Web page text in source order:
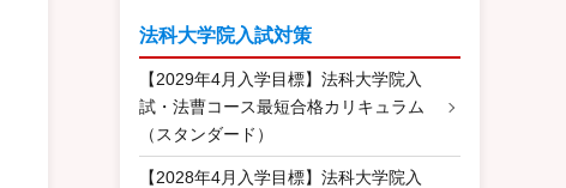
法科大学院入試対策
【2029年4月入学目標】法科大学院入
試・法曹コース最短合格カリキュラム
（スタンダード）
【2028年4月入学目標】法科大学院入